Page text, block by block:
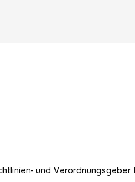
und Verordnungsgeber